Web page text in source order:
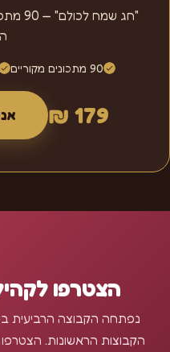
"חג
90 מתכונים מקוריים
179 ₪
הצטרפו
נפתחה הקבוצה הרביעית
הקבוצות הראשונות.